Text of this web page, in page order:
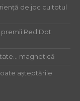
de joc cu totul
premii Red Dot
magnetică
așteptările